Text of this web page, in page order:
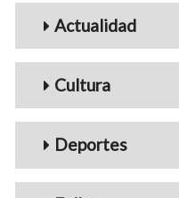
Menu_Videos
Actualidad
Cultura
Deportes